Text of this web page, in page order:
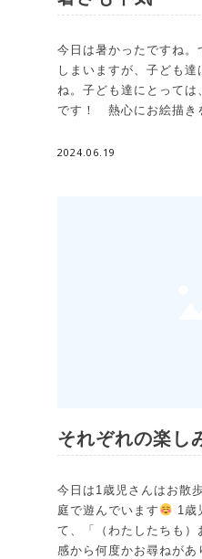
今日は暑かったですね。
しまいますが、子ども
ね。子ども達にとって
です！ 熱心にお絵描き
2024.06.19
それぞれの楽し
今日は1歳児さんはお散
庭で遊んでいます
1歳
て、「（わたしたちも
感から何度かお尋ねがあ